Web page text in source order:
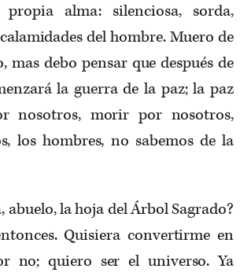
alma: silenciosa, sorda,
del hombre. Muero de
mas debo pensar que después de
la guerra de la paz; la paz
nosotros, morir por nosotros,
los hombres, no sabemos de la
abuelo, la hoja del Árbol Sagrado?
Quisiera convertirme en
no; quiero ser el universo. Ya